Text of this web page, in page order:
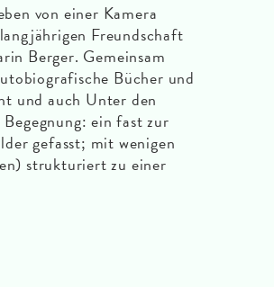
von einer Kamera
Freundschaft
Berger. Gemeinsam
Bücher und
und auch Unter den
ein fast zur
gefasst; mit wenigen
strukturiert zu einer